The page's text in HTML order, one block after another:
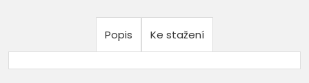
Popis Ke stažení